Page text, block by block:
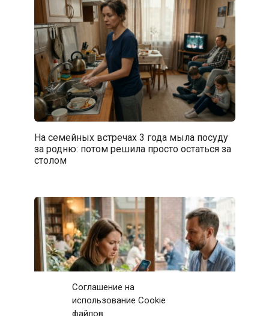
Соглашение на
использование Cookie
файлов
На семейных встречах 3 года мыла посуду
за родню: потом решила просто остаться за
столом